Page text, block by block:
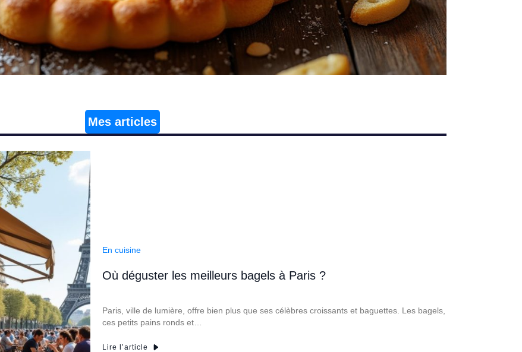
Mes articles
En cuisine
Où déguster les meilleurs bagels à Paris ?
Paris, ville de lumière, offre bien plus que ses célèbres croissants et baguettes. Les bagels,
ces petits pains ronds et…
Lire l’article